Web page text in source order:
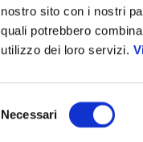
nostro sito con i nostri
quali potrebbero
utilizzo dei loro servizi.
del
Necessari